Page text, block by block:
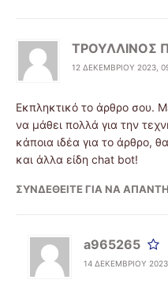
ΤΡΟΥΛΛΙΝΟΣ
12 ΔΕΚΕΜΒΡΊΟΥ 2023,
Eκπληκτικό το άρθρο σου.
να μάθει πολλά για την
κάποια ιδέα για το άρθρο,
και άλλα είδη chat bot!
ΣΥΝΔΕΘΕΊΤΕ ΓΙΑ ΝΑ
a965265
14 ΔΕΚΕΜΒΡΊΟΥ